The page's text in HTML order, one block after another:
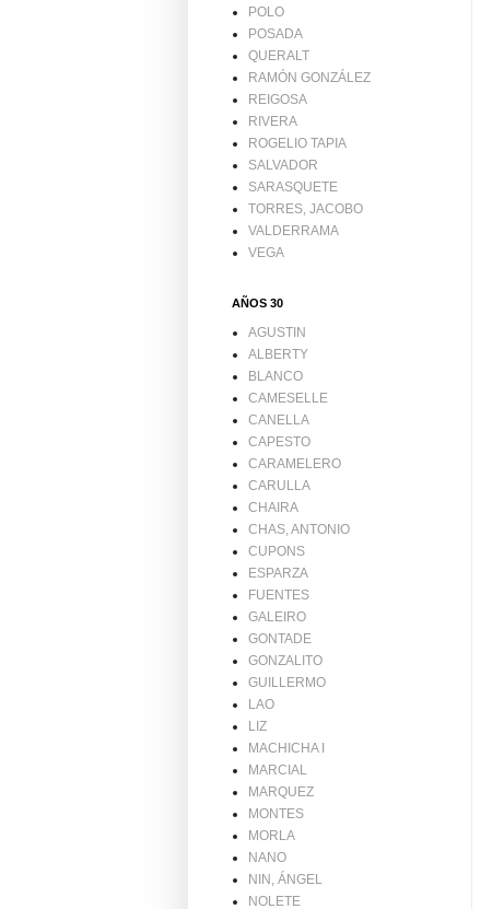
POLO
POSADA
QUERALT
RAMÓN GONZÁLEZ
REIGOSA
RIVERA
ROGELIO TAPIA
SALVADOR
SARASQUETE
TORRES, JACOBO
VALDERRAMA
VEGA
AÑOS 30
AGUSTIN
ALBERTY
BLANCO
CAMESELLE
CANELLA
CAPESTO
CARAMELERO
CARULLA
CHAIRA
CHAS, ANTONIO
CUPONS
ESPARZA
FUENTES
GALEIRO
GONTADE
GONZALITO
GUILLERMO
LAO
LIZ
MACHICHA I
MARCIAL
MARQUEZ
MONTES
MORLA
NANO
NIN, ÁNGEL
NOLETE